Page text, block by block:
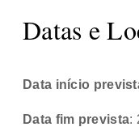
Datas e
Data início
Data fim prevista: